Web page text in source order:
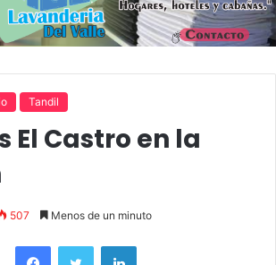
Tandil
El Castro en la
507 Menos de un minuto